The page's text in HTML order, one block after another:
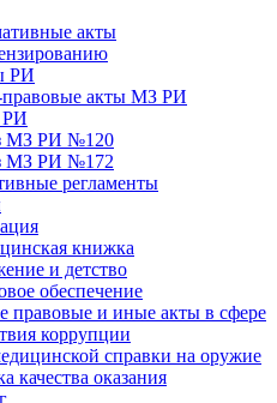
акты
РИ
акты МЗ РИ
РИ
МЗ РИ №120
МЗ РИ №172
регламенты
книжка
и детство
обеспечение
правовые и иные акты в сфере
коррупции
справки на оружие
качества оказания